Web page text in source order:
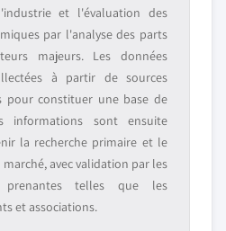
et l'évaluation des
par l'analyse des parts
majeurs. Les données
à partir de sources
pour constituer une base de
informations sont ensuite
la recherche primaire et le
avec validation par les
prenantes telles que les
et associations.